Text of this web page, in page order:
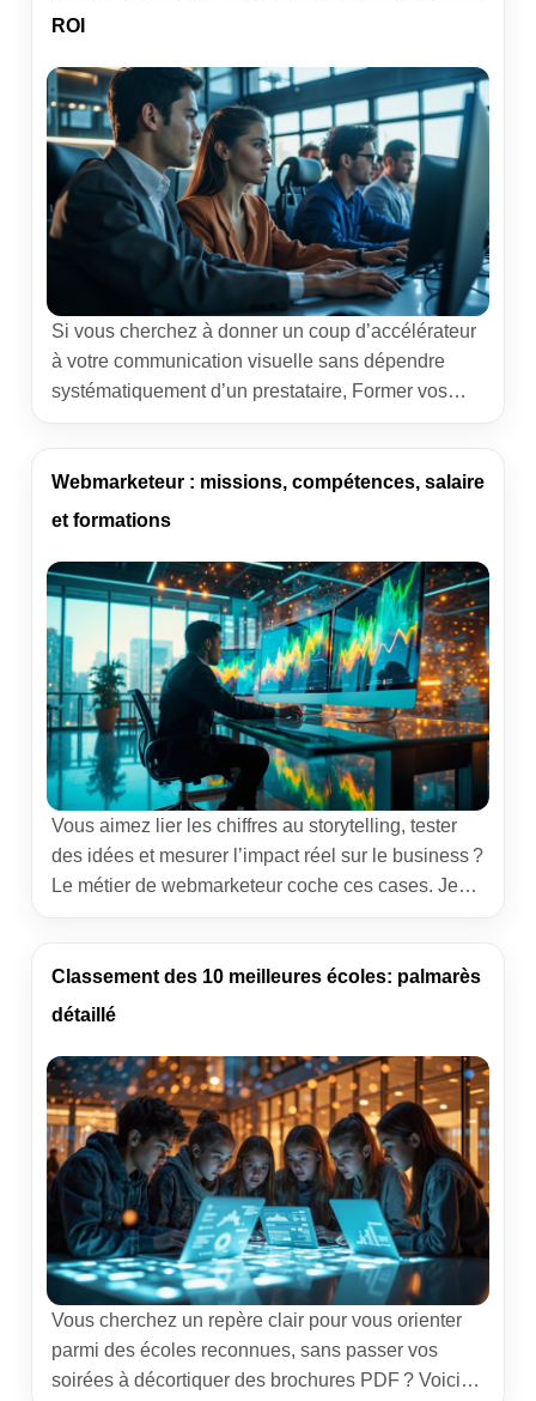
trouverez ici une fiche métier claire, des exemples
ROI
Si vous cherchez à donner un coup d’accélérateur
à votre communication visuelle sans dépendre
systématiquement d’un prestataire, Former vos
métier me l’a appris sur le terrain : l’impact est
immédiat, mesurable et durable, autant sur les
Webmarketeur : missions, compétences, salaire
et formations
Vous aimez lier les chiffres au storytelling, tester
des idées et mesurer l’impact réel sur le business ?
Le métier de webmarketeur coche ces cases. Je
de formation pour bâtir une trajectoire solide dans
le marketing digital. Au menu, des exemples
Classement des 10 meilleures écoles: palmarès
détaillé
Vous cherchez un repère clair pour vous orienter
parmi des écoles reconnues, sans passer vos
soirées à décortiquer des brochures PDF ? Voici